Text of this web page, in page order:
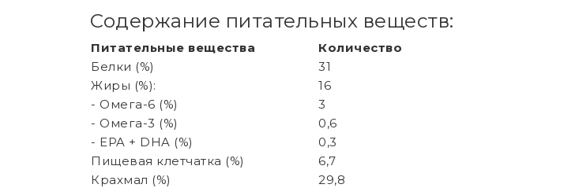
Содержание питательных веществ:
Питательные вещества
Количество
Белки (%)
31
Жиры (%):
16
- Омега-6 (%)
3
- Омега-3 (%)
0,6
- EPA + DHA (%)
0,3
Пищевая клетчатка (%)
6,7
Крахмал (%)
29,8